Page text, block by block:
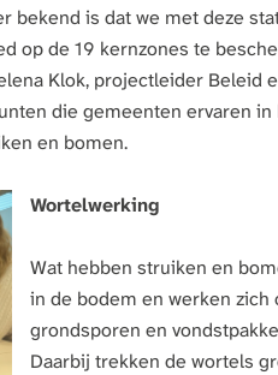
bekend is dat we met deze
op de 19 kernzones te
Klok, projectleider Beleid
die gemeenten ervaren
en bomen.
Wortelwerking
Wat hebben struiken en
in de bodem en werken
grondsporen en
Daarbij trekken de wortels